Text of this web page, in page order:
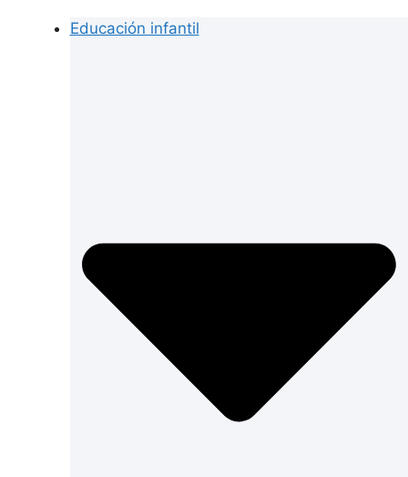
Educación infantil